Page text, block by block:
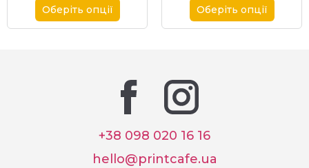
Оберіть опції Оберіть опції
+38 098 020 16 16
hello@printcafe.ua